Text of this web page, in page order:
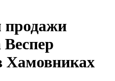
продажи
Хамовниках